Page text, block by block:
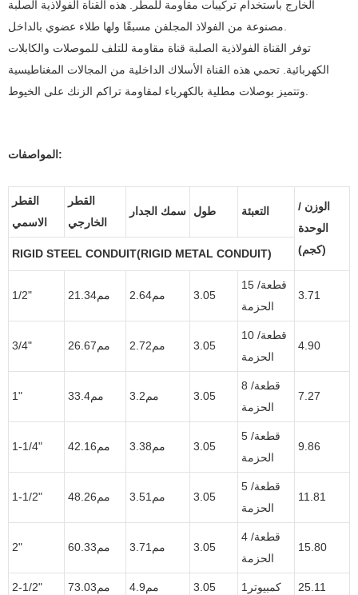
الخارج باستخدام تركيبات مقاومة للمطر. هذه القناة الفولاذية الصلبة
مصنوعة من الفولاذ المجلفن مسبقًا ولها طلاء عضوي بالداخل.
توفر القناة الفولاذية الصلبة قناة مقاومة للتلف للموصلات والكابلات
الكهربائية. تحمي هذه القناة الأسلاك الداخلية من المجالات المغناطيسية
وتتميز بوصلات مطلية بالكهرباء لمقاومة تراكم الزنك على الخيوط.
المواصفات:
القطر
الاسمي
القطر
الخارجي
سمك الجدار طول التعبئة
الوزن /
الوحدة
(كجم)
RIGID STEEL CONDUIT(RIGID METAL CONDUIT)
1/2" مم21.34 مم2.64 3.05
15 قطعة/
الحزمة
3.71
3/4" مم26.67 مم2.72 3.05
10 قطعة/
الحزمة
4.90
1" مم33.4 مم3.2 3.05
8 قطعة/
الحزمة
7.27
1-1/4" مم42.16 مم3.38 3.05
5 قطعة/
الحزمة
9.86
1-1/2" مم48.26 مم3.51 3.05
5 قطعة/
الحزمة
11.81
2" مم60.33 مم3.71 3.05
4 قطعة/
الحزمة
15.80
2-1/2" مم73.03 مم4.9 3.05 كمبيوتر1 25.11